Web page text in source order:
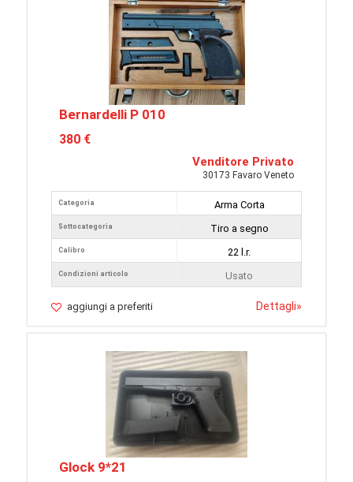
Bernardelli P 010
380 €
Venditore Privato
30173 Favaro Veneto
Categoria
Sottocategoria
Calibro
Condizioni articolo
Arma Corta
Tiro a segno
22 l.r.
Usato
aggiungi a preferiti Dettagli»
Glock 9*21